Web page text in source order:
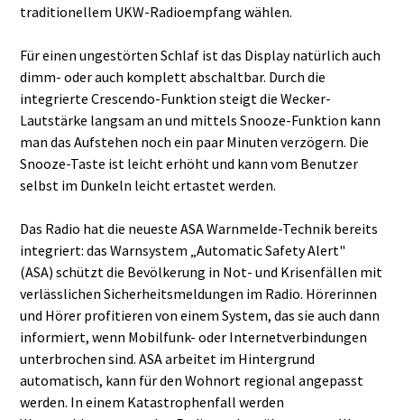
traditionellem UKW-Radioempfang wählen.
Für einen ungestörten Schlaf ist das Display natürlich auch
dimm- oder auch komplett abschaltbar. Durch die
integrierte Crescendo-Funktion steigt die Wecker-
Lautstärke langsam an und mittels Snooze-Funktion kann
man das Aufstehen noch ein paar Minuten verzögern. Die
Snooze-Taste ist leicht erhöht und kann vom Benutzer
selbst im Dunkeln leicht ertastet werden.
Das Radio hat die neueste ASA Warnmelde-Technik bereits
integriert: das Warnsystem „Automatic Safety Alert"
(ASA) schützt die Bevölkerung in Not- und Krisenfällen mit
verlässlichen Sicherheitsmeldungen im Radio. Hörerinnen
und Hörer profitieren von einem System, das sie auch dann
informiert, wenn Mobilfunk- oder Internetverbindungen
unterbrochen sind. ASA arbeitet im Hintergrund
automatisch, kann für den Wohnort regional angepasst
werden. In einem Katastrophenfall werden